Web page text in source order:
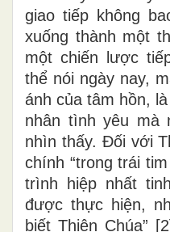
giao tiếp không
xuống thành một
một chiến lược
thể nói ngày nay,
ánh của tâm hồn,
nhân tình yêu mà
nhìn thấy. Đối với
chính “trong trái
trình hiệp nhất
được thực hiện,
biết Thiên Chúa”